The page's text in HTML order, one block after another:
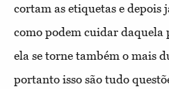
cortam as etiquetas e depois
como podem cuidar daquela
ela se torne também o mais
portanto isso são tudo